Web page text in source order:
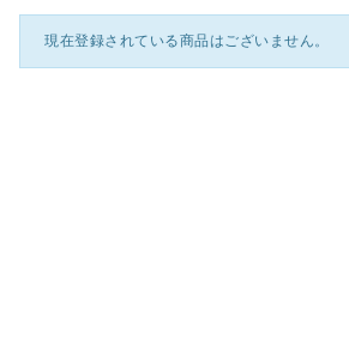
現在登録されている商品はございません。